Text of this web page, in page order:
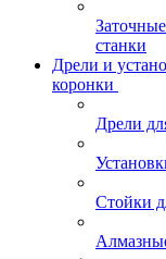
станки
Дрели и
коронки
Дрели
Стойки